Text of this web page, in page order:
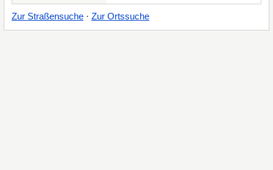
Zur Straßensuche · Zur Ortssuche